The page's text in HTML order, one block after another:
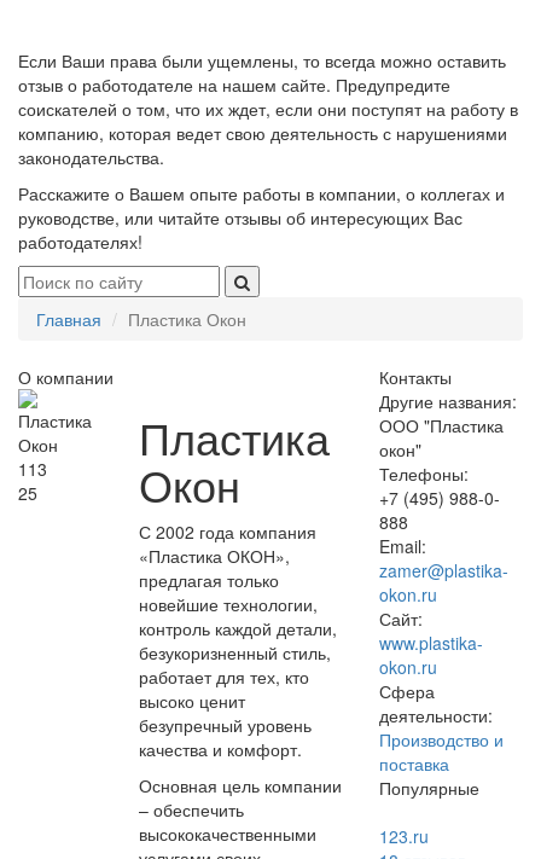
Если Ваши права были ущемлены, то всегда можно оставить
отзыв о работодателе на нашем сайте. Предупредите
соискателей о том, что их ждет, если они поступят на работу в
компанию, которая ведет свою деятельность с нарушениями
законодательства.
Расскажите о Вашем опыте работы в компании, о коллегах и
руководстве, или читайте отзывы об интересующих Вас
работодателях!
Главная Пластика Окон
О компании
113
25
Пластика
Окон
С 2002 года компания
«Пластика ОКОН»,
предлагая только
новейшие технологии,
контроль каждой детали,
безукоризненный стиль,
работает для тех, кто
высоко ценит
безупречный уровень
качества и комфорт.
Основная цель компании
– обеспечить
высококачественными
Контакты
Другие названия:
ООО "Пластика
окон"
Телефоны:
+7 (495) 988-0-
888
Email:
zamer@plastika-
okon.ru
Сайт:
www.plastika-
okon.ru
Сфера
деятельности:
Производство и
поставка
Популярные
123.ru